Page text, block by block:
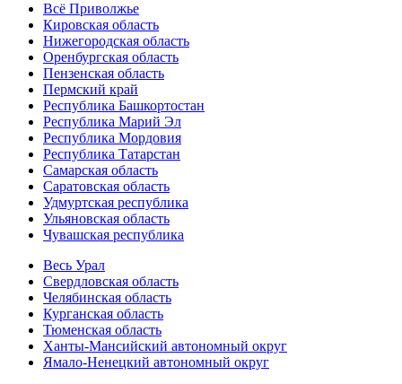
Всё Приволжье
Кировская область
Нижегородская область
Оренбургская область
Пензенская область
Пермский край
Республика Башкортостан
Республика Марий Эл
Республика Мордовия
Республика Татарстан
Самарская область
Саратовская область
Удмуртская республика
Ульяновская область
Чувашская республика
Весь Урал
Свердловская область
Челябинская область
Курганская область
Тюменская область
Ханты-Мансийский автономный округ
Ямало-Ненецкий автономный округ